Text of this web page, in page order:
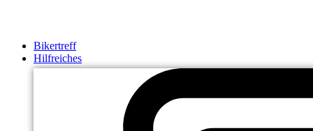
Bikertreff
Hilfreiches